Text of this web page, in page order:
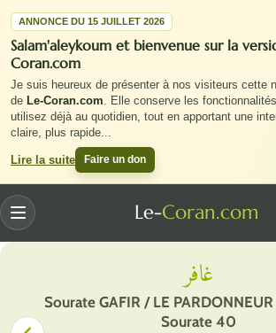
ANNONCE DU 15 JUILLET 2026
Salam'aleykoum et bienvenue sur la
Coran.com
Je suis heureux de présenter à nos visiteurs cette
de Le-Coran.com. Elle conserve les
utilisez déjà au quotidien, tout en apportant une
claire, plus rapide...
Lire la suite Faire un don
Le-Coran.com
Menu
غافر
Sourate GAFIR / LE
Sourate 40